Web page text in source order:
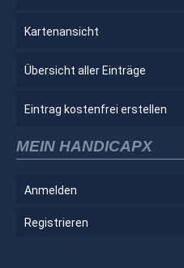
Kartenansicht
Übersicht aller Einträge
Eintrag kostenfrei erstellen
MEIN HANDICAPX
Anmelden
Registrieren